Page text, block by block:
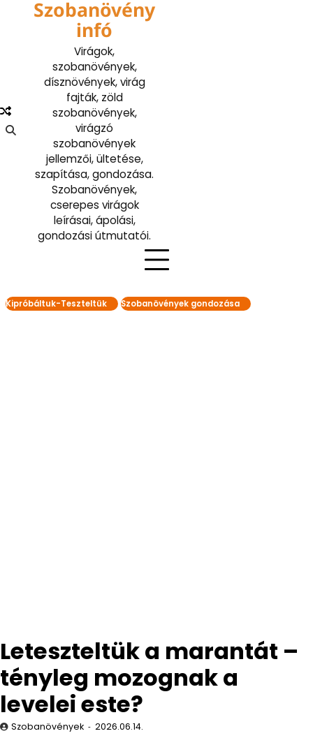
Szobanövény
infó
Virágok,
szobanövények,
dísznövények, virág
fajták, zöld
szobanövények,
virágzó
szobanövények
jellemzői, ültetése,
szapítása, gondozása.
Szobanövények,
cserepes virágok
leírásai, ápolási,
gondozási útmutatói.
Kipróbáltuk-Teszteltük Szobanövények gondozása
Leteszteltük a marantát –
tényleg mozognak a
levelei este?
Szobanövények 2026.06.14.